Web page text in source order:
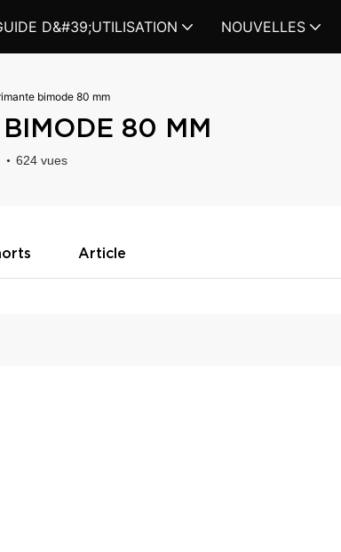
D&#39;UTILISATION NOUVELLES
bimode 80 mm
80 MM
624 vues
Article